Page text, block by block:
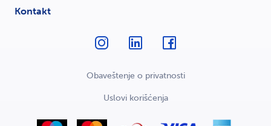
Kontakt
Obaveštenje o privatnosti
Uslovi korišćenja